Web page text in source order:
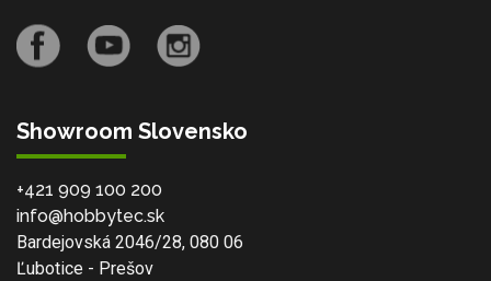
Showroom Slovensko
+421 909 100 200
info@hobbytec.sk
Bardejovská 2046/28, 080 06
Ľubotice - Prešov